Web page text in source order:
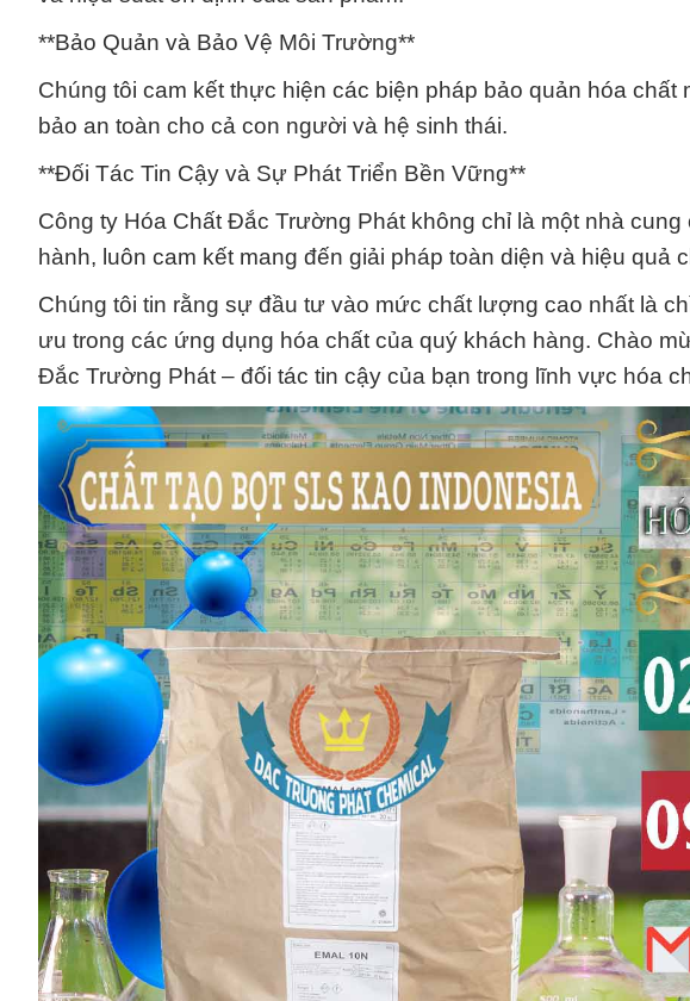
**Bảo Quản và Bảo Vệ Môi Trường**
Chúng tôi cam kết thực hiện các biện pháp bảo quản hóa
bảo an toàn cho cả con người và hệ sinh thái.
**Đối Tác Tin Cậy và Sự Phát Triển Bền Vững**
Công ty Hóa Chất Đắc Trường Phát không chỉ là một nhà
hành, luôn cam kết mang đến giải pháp toàn diện và hiệu quả
Chúng tôi tin rằng sự đầu tư vào mức chất lượng cao nhất là
ưu trong các ứng dụng hóa chất của quý khách hàng. Chào
Đắc Trường Phát – đối tác tin cậy của bạn trong lĩnh vực hóa